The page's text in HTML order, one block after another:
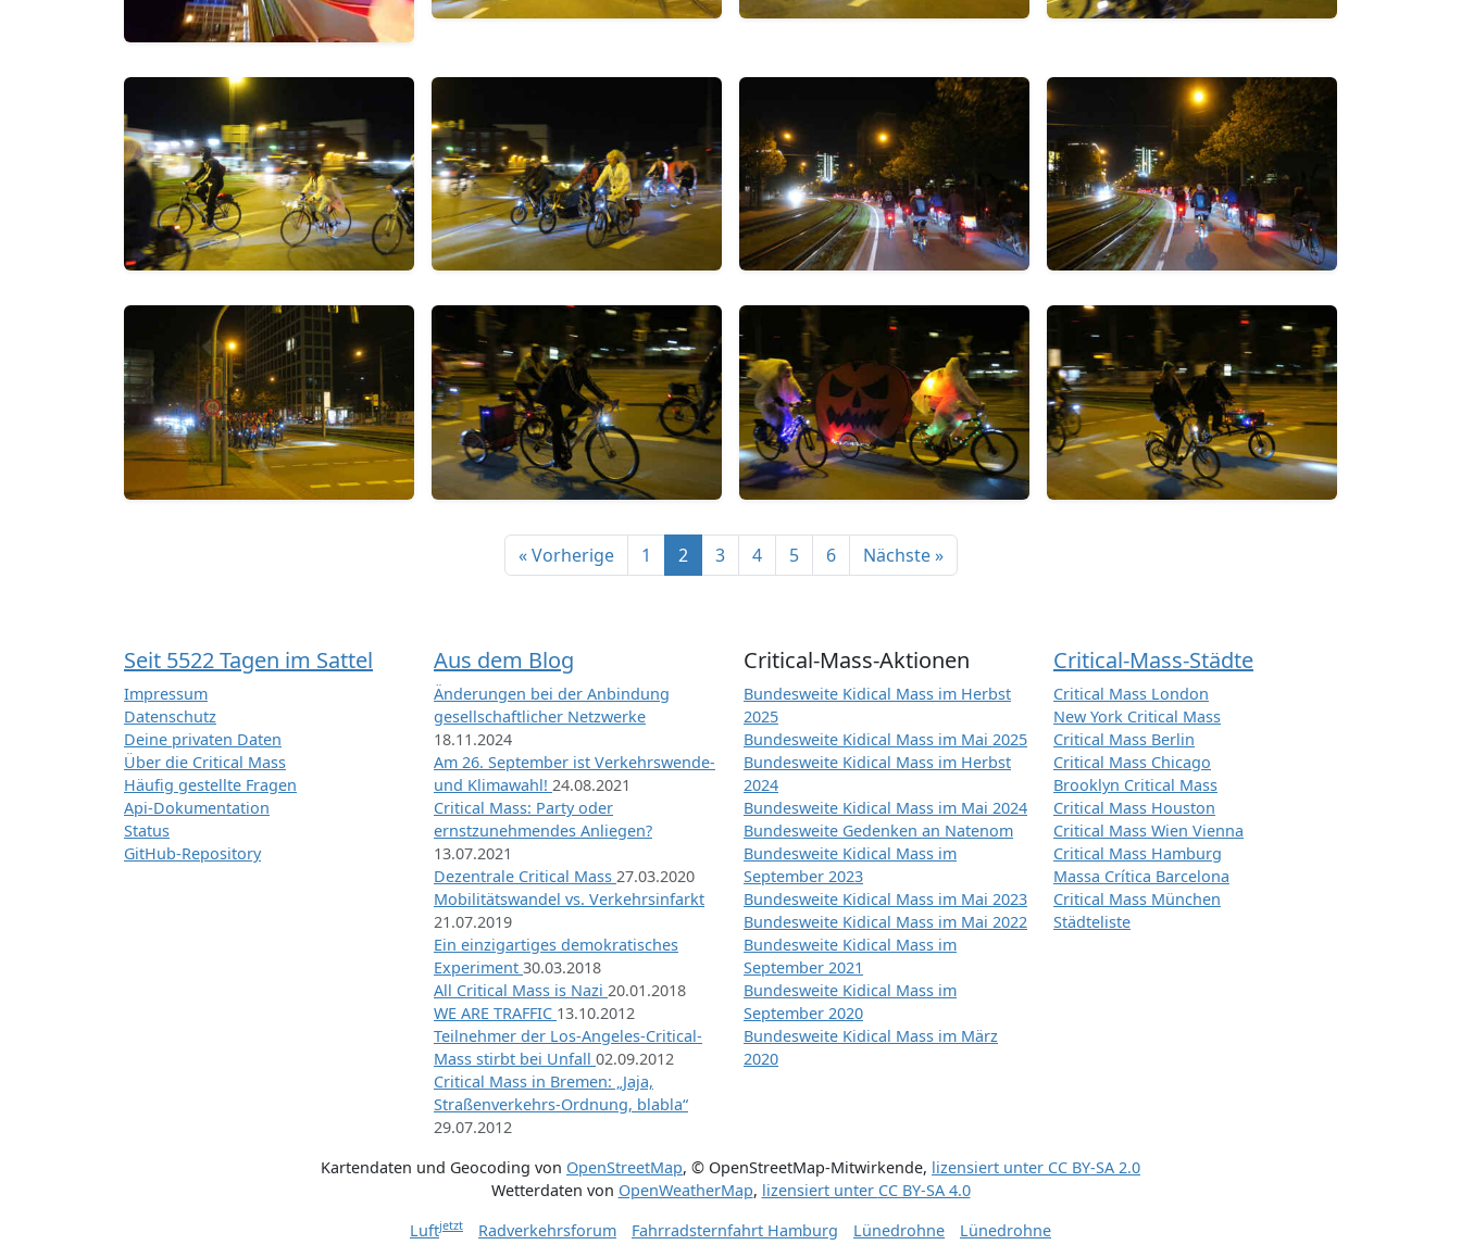
« Vorherige 1 2 3 4 5 6 Nächste »
Seit 5522 Tagen im Sattel
Impressum
Datenschutz
Deine privaten Daten
Über die Critical Mass
Häufig gestellte Fragen
Api-Dokumentation
Status
GitHub-Repository
Aus dem Blog
Änderungen bei der Anbindung
gesellschaftlicher Netzwerke
18.11.2024
Am 26. September ist Verkehrswende-
und Klimawahl! 24.08.2021
Critical Mass: Party oder
ernstzunehmendes Anliegen?
13.07.2021
Dezentrale Critical Mass 27.03.2020
Mobilitätswandel vs. Verkehrsinfarkt
21.07.2019
Ein einzigartiges demokratisches
Experiment 30.03.2018
All Critical Mass is Nazi 20.01.2018
WE ARE TRAFFIC 13.10.2012
Teilnehmer der Los-Angeles-Critical-
Mass stirbt bei Unfall 02.09.2012
Critical Mass in Bremen: „Jaja,
Straßenverkehrs-Ordnung, blabla“
29.07.2012
Critical-Mass-Aktionen
Bundesweite Kidical Mass im Herbst
2025
Bundesweite Kidical Mass im Mai 2025
Bundesweite Kidical Mass im Herbst
2024
Bundesweite Kidical Mass im Mai 2024
Bundesweite Gedenken an Natenom
Bundesweite Kidical Mass im
September 2023
Bundesweite Kidical Mass im Mai 2023
Bundesweite Kidical Mass im Mai 2022
Bundesweite Kidical Mass im
September 2021
Bundesweite Kidical Mass im
September 2020
Bundesweite Kidical Mass im März
2020
Critical-Mass-Städte
Critical Mass London
New York Critical Mass
Critical Mass Berlin
Critical Mass Chicago
Brooklyn Critical Mass
Critical Mass Houston
Critical Mass Wien Vienna
Critical Mass Hamburg
Massa Crítica Barcelona
Critical Mass München
Städteliste
Kartendaten und Geocoding von OpenStreetMap, © OpenStreetMap-Mitwirkende, lizensiert unter CC BY-SA 2.0
Wetterdaten von OpenWeatherMap, lizensiert unter CC BY-SA 4.0
Luftjetzt Radverkehrsforum Fahrradsternfahrt Hamburg Lünedrohne Lünedrohne